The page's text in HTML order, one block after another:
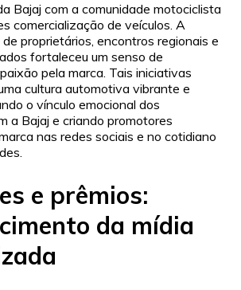
Bajaj com a comunidade motociclista
comercialização de veículos. A
proprietários, encontros regionais e
fortaleceu um senso de
pela marca. Tais iniciativas
cultura automotiva vibrante e
o vínculo emocional dos
a Bajaj e criando promotores
nas redes sociais e no cotidiano
e prêmios:
da mídia